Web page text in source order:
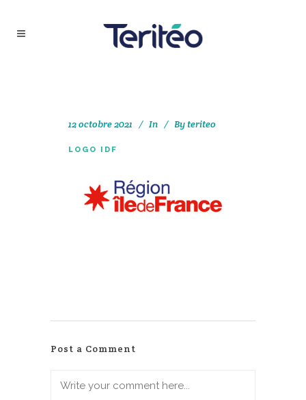
12 octobre 2021 In Byteriteo
LOGO IDF
Post a Comment